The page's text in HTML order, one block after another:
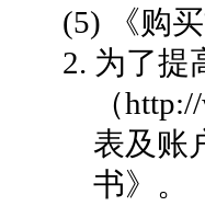
(5) 《购
2. 为了提
（
表及账
书》。